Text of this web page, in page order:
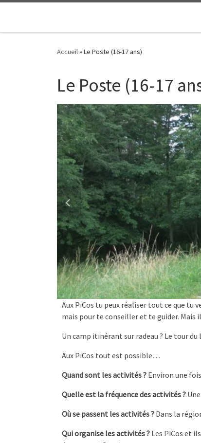
Accueil»Le Poste (16-17 ans)
Le Poste (16-17
Aux PiCos tu peux réaliser tout ce que tu
mais pour te conseiller et te guider. Mais
Un camp itinérant sur radeau ? Le tour
Aux PiCos tout est possible…
Quand sont les activités ? Environ une
Quelle est la fréquence des activités ?
Où se passent les activités ? Dans la
Qui organise les activités ? Les PiCos et